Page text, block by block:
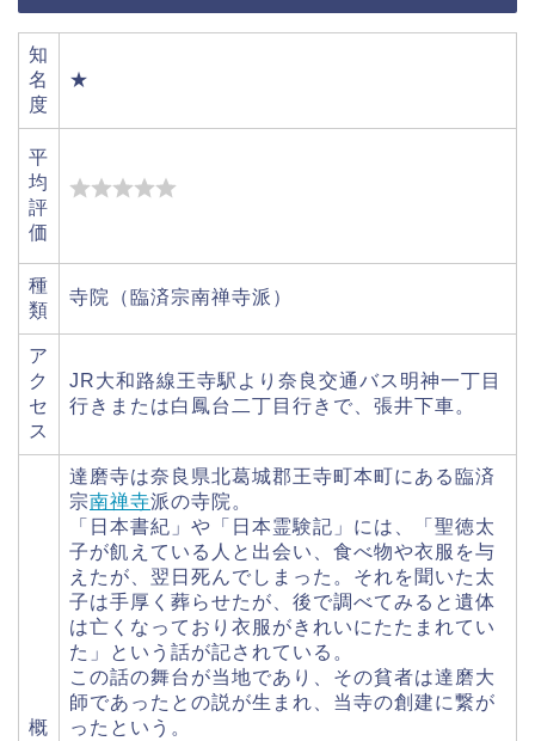
知
名
度
★
平
均
評
価
種
類
寺院（臨済宗南禅寺派）
ア
ク
セ
ス
JR大和路線王寺駅より奈良交通バス明神一丁目
行きまたは白鳳台二丁目行きで、張井下車。
概
達磨寺は奈良県北葛城郡王寺町本町にある臨済
宗南禅寺派の寺院。
「日本書紀」や「日本霊験記」には、「聖徳太
子が飢えている人と出会い、食べ物や衣服を与
えたが、翌日死んでしまった。それを聞いた太
子は手厚く葬らせたが、後で調べてみると遺体
は亡くなっており衣服がきれいにたたまれてい
た」という話が記されている。
この話の舞台が当地であり、その貧者は達磨大
師であったとの説が生まれ、当寺の創建に繋が
ったという。